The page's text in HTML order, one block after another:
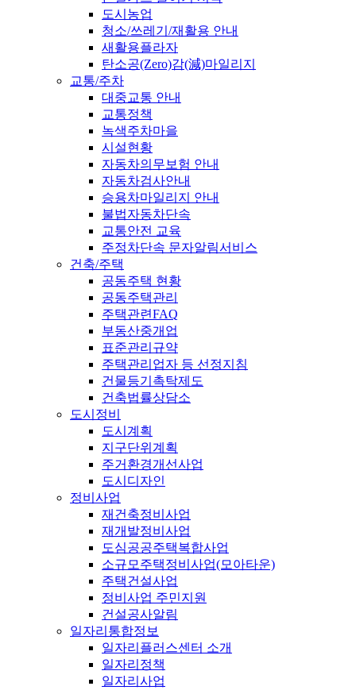
도시농업
청소/쓰레기/재활용 안내
새활용플라자
탄소공(Zero)감(減)마일리지
교통/주차
대중교통 안내
교통정책
녹색주차마을
시설현황
자동차의무보험 안내
자동차검사안내
승용차마일리지 안내
불법자동차단속
교통안전 교육
주정차단속 문자알림서비스
건축/주택
공동주택 현황
공동주택관리
주택관련FAQ
부동산중개업
표준관리규약
주택관리업자 등 선정지침
건물등기촉탁제도
건축법률상담소
도시정비
도시계획
지구단위계획
주거환경개선사업
도시디자인
정비사업
재건축정비사업
재개발정비사업
도심공공주택복합사업
소규모주택정비사업(모아타운)
주택건설사업
정비사업 주민지원
건설공사알림
일자리통합정보
일자리플러스센터 소개
일자리정책
일자리사업